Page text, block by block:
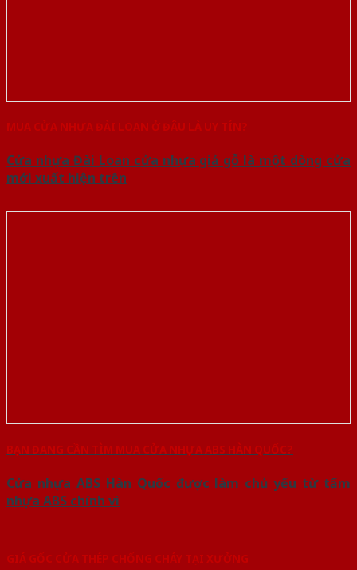
MUA CỬA NHỰA ĐÀI LOAN Ở ĐÂU LÀ UY TÍN?
Cửa nhựa Đài Loan cửa nhựa giả gỗ là một dòng cửa
mới xuất hiện trên
BẠN ĐANG CẦN TÌM MUA CỬA NHỰA ABS HÀN QUỐC?
Cửa nhựa ABS Hàn Quốc được làm chủ yếu từ tấm
nhựa ABS chính vì
GIÁ GỐC CỬA THÉP CHỐNG CHÁY TẠI XƯỞNG